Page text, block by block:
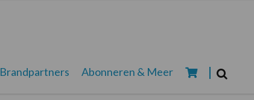
Brandpartners Abonneren & Meer